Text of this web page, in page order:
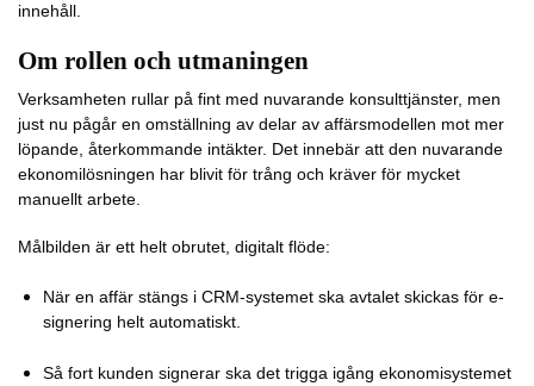
innehåll.
Om rollen och utmaningen
Verksamheten rullar på fint med nuvarande konsulttjänster, men
just nu pågår en omställning av delar av affärsmodellen mot mer
löpande, återkommande intäkter. Det innebär att den nuvarande
ekonomilösningen har blivit för trång och kräver för mycket
manuellt arbete.
Målbilden är ett helt obrutet, digitalt flöde:
När en affär stängs i CRM-systemet ska avtalet skickas för e-
signering helt automatiskt.
Så fort kunden signerar ska det trigga igång ekonomisystemet